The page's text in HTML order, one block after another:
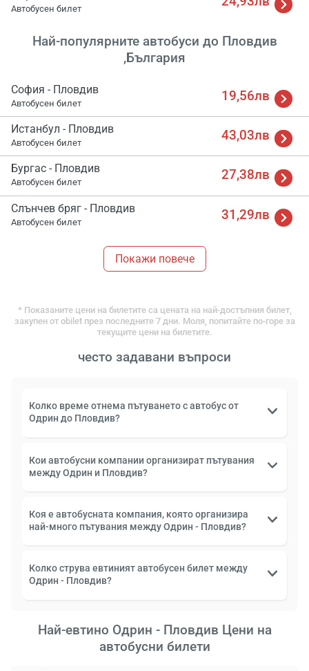
Автобусен билет
Най-популярните автобуси до Пловдив
,България
София - Пловдив
Автобусен билет 19,56лв
Истанбул - Пловдив
Автобусен билет 43,03лв
Бургас - Пловдив
Автобусен билет 27,38лв
Слънчев бряг - Пловдив
Автобусен билет 31,29лв
Покажи повече
* Показаните цени на билетите са цената на най-достъпния билет,
закупен от obilet през последните 7 дни. Моля, попитайте по-горе за
текущите цени на билетите.
често задавани въпроси
Колко време отнема пътуването с автобус от
Одрин до Пловдив?
Кои автобусни компании организират пътувания
между Одрин и Пловдив?
Коя е автобусната компания, която организира
най-много пътувания между Одрин - Пловдив?
Колко струва евтиният автобусен билет между
Одрин - Пловдив?
Най-евтино Одрин - Пловдив Цени на
автобусни билети